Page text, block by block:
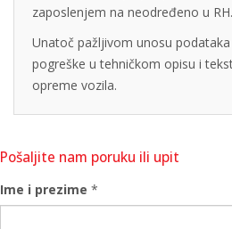
zaposlenjem na neodređeno u RH.
Unatoč pažljivom unosu
pogreške u tehničkom opisu i
opreme vozila.
Pošaljite nam poruku ili upit
Ime i prezime *